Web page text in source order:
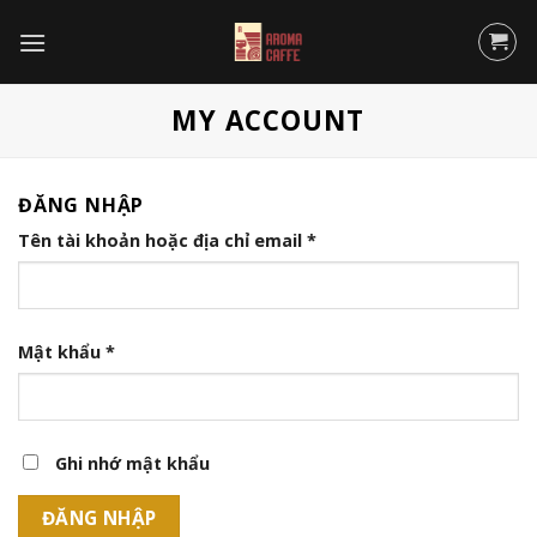
đến
MY ACCOUNT
ĐĂNG NHẬP
Tên tài khoản hoặc địa chỉ email *
Mật khẩu *
Ghi nhớ mật khẩu
ĐĂNG NHẬP